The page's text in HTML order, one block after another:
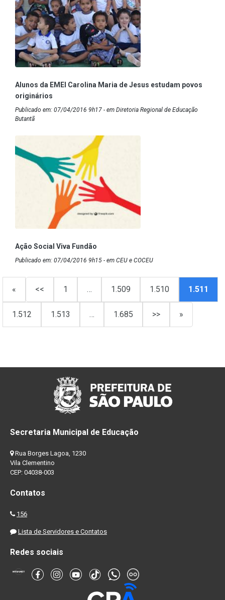
Alunos da EMEI Carolina Maria de Jesus estudam povos
originários
Publicado em: 07/04/2016 9h17 - em Diretoria Regional de Educação
Butantã
Ação Social Viva Fundão
Publicado em: 07/04/2016 9h15 - em CEU e COCEU
« << 1 … 1.509 1.510 1.511
1.512 1.513 … 1.685 >> »
Secretaria Municipal de Educação
Rua Borges Lagoa, 1230
Vila Clementino
CEP: 04038-003
Contatos
156
Lista de Servidores e Contatos
Redes sociais